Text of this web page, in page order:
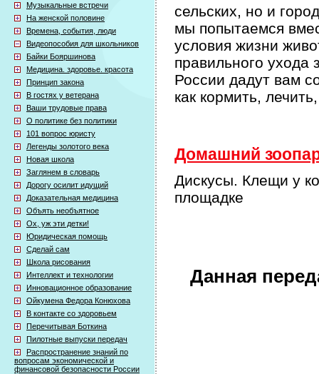
Музыкальные встречи
На женской половине
Времена, события, люди
Видеопособия для школьников
Байки Бояршинова
Медицина. здоровье. красота
Принцип закона
В гостях у ветерана
Ваши трудовые права
О политике без политики
101 вопрос юристу
Легенды золотого века
Новая школа
Заглянем в словарь
Дорогу осилит идущий
Доказательная медицина
Объять необъятное
Ох, уж эти детки!
Юридическая помощь
Сделай сам
Школа рисования
Интеллект и технологии
Инновационное образование
Ойкумена Федора Конюхова
В контакте со здоровьем
Перечитывая Боткина
Пилотные выпуски передач
Распространение знаний по
вопросам экономической и
финансовой безопасности России
сельских, но и
мы попытаемся
условия жизни
правильного
России дадут вам
как кормить,
Домашний
Дискусы. Клещи у
площадке
Данная